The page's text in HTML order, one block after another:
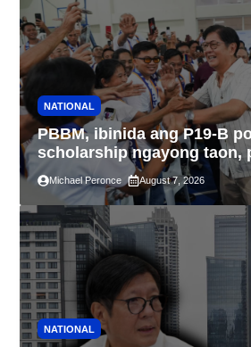
NATIONAL
PBBM, ibinida ang P19-B
scholarship ngayong taon,
sa kasaysayan ng TESDA
Michael Peronce August 7, 2026
NATIONAL